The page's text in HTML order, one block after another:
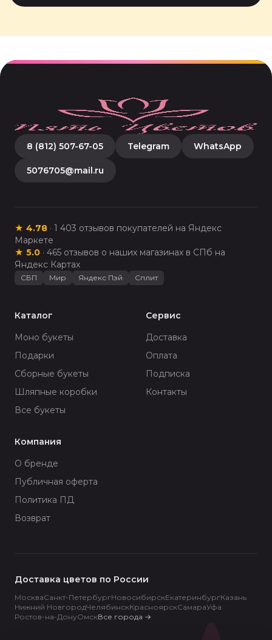
8 (812) 507-67-05 Telegram WhatsApp
5076705@mail.ru
★ 4.78 · 1 403 отзывов покупателей на Яндекс
Маркете
★ 5.0 · 465 отзывов о наших магазинах в СПб на
Яндекс Картах
СБП Мир Яндекс Пэй Сплит
Каталог
Моно букеты
Подарки
Сборные букеты
Шляпные коробки
Все букеты
Сервис
Доставка
Оплата
Подписка
Контакты
Компания
О бренде
Публичная оферта
Политика ПД
Возврат
Доставка цветов по России
МоскваСанкт-ПетербургНовосибирскЕкатеринбургКазань
Нижний НовгородЧелябинскКрасноярскСамараУфа
Ростов-на-ДонуОмскВсе города →